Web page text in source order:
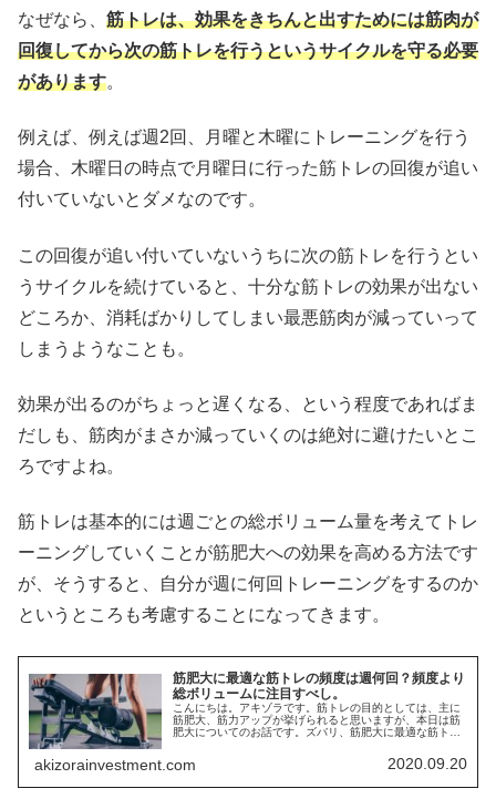
なぜなら、 筋トレは、効果をきちんと出すためには筋肉が
回復してから次の筋トレを行うというサイクルを守る必要
があります。
例えば、例えば週2回、月曜と木曜にトレーニングを行う
場合、木曜日の時点で月曜日に行った筋トレの回復が追い
付いていないとダメなのです。
この回復が追い付いていないうちに次の筋トレを行うとい
うサイクルを続けていると、十分な筋トレの効果が出ない
どころか、消耗ばかりしてしまい最悪筋肉が減っていって
しまうようなことも。
効果が出るのがちょっと遅くなる、という程度であればま
だしも、筋肉がまさか減っていくのは絶対に避けたいとこ
ろですよね。
筋トレは基本的には週ごとの総ボリューム量を考えてトレ
ーニングしていくことが筋肥大への効果を高める方法です
が、そうすると、自分が週に何回トレーニングをするのか
というところも考慮することになってきます。
筋肥大に最適な筋トレの頻度は週何回？頻度より
総ボリュームに注目すべし。
こんにちは。アキゾラです。筋トレの目的としては、主に
筋肥大、筋力アップが挙げられると思いますが、本日は筋
肥大についてのお話です。ズバリ、筋肥大に最適な筋トレ
akizorainvestment.com 2020.09.20